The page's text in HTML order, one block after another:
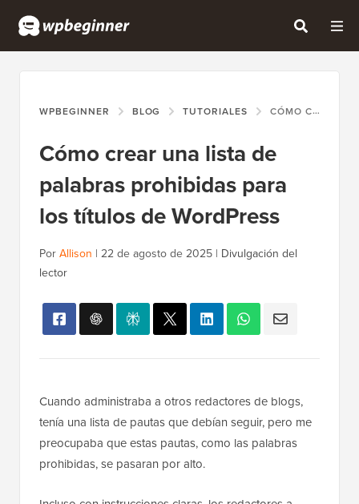
WPBEGINNER BLOG TUTORIALES CÓMO CREAR UNA LISTA DE PALABRAS PROHIBIDAS PARA LOS TÍTULOS DE WORDPRESS
Cómo crear una lista de
palabras prohibidas para
los títulos de WordPress
PorAllison | 22 de agosto de 2025 | Divulgación del
lector
Cuando administraba a otros redactores de blogs,
tenía una lista de pautas que debían seguir, pero me
preocupaba que estas pautas, como las palabras
prohibidas, se pasaran por alto.